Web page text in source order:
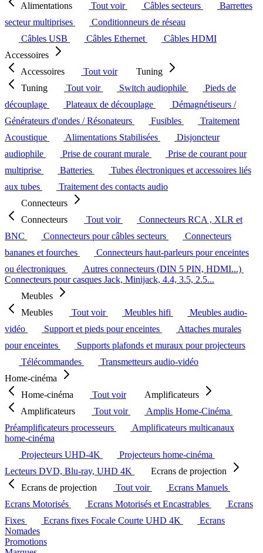
Alimentations
Tout voir Câbles secteurs
Barrettes
secteur multiprises
Conditionneurs de réseau
Câbles USB
Câbles Ethernet
Câbles HDMI
Accessoires
Accessoires
Tout voir
Tuning
Tuning
Tout voir Switch audiophile
Pieds de
découplage
Plateaux de découplage
Démagnétiseurs /
Générateurs d'ondes / Résonateurs
Fusibles
Traitement
Acoustique
Alimentations Stabilisées
Disjoncteur
audiophile
Prise de courant murale
Prise de courant pour
multiprise
Batteries
Tubes électroniques et accessoires liés
aux tubes
Traitement des contacts audio
Connecteurs
Connecteurs
Tout voir
Connecteurs RCA , XLR et
BNC
Connecteurs pour câbles secteurs
Connecteurs
bananes et fourches
Connecteurs haut-parleurs pour enceintes
ou électroniques
Autres connecteurs (DIN 5 PIN, HDMI...)
Connecteurs pour casques Jack, Minijack, 4.4, 3.5, 2.5...
Meubles
Meubles
Tout voir Meubles hifi
Meubles audio-
vidéo
Support et pieds pour enceintes
Attaches murales
pour enceintes
Supports plafonds et muraux pour projecteurs
Télécommandes
Transmetteurs audio-vidéo
Home-cinéma
Home-cinéma
Tout voir
Amplificateurs
Amplificateurs
Tout voir
Amplis Home-Cinéma
Préamplificateurs processeurs
Amplificateurs multicanaux
home-cinéma
Projecteurs UHD-4K
Projecteurs home-cinéma
Lecteurs DVD, Blu-ray, UHD 4K
Ecrans de projection
Ecrans de projection
Tout voir
Ecrans Manuels
Ecrans Motorisés
Ecrans Motorisés et Encastrables
Ecrans
Fixes
Ecrans fixes Focale Courte UHD 4K
Ecrans
Nomades
Promotions